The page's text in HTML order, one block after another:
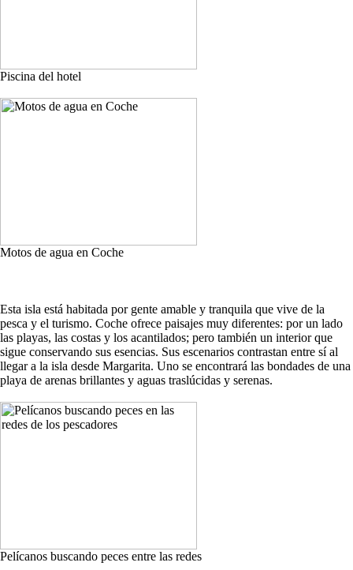
Piscina del hotel
Motos de agua en Coche
Esta isla está habitada por gente amable y tranquila que vive de la
pesca y el turismo. Coche ofrece paisajes muy diferentes: por un lado
las playas, las costas y los acantilados; pero también un interior que
sigue conservando sus esencias. Sus escenarios contrastan entre sí al
llegar a la isla desde Margarita. Uno se encontrará las bondades de una
playa de arenas brillantes y aguas traslúcidas y serenas.
Pelícanos buscando peces entre las redes